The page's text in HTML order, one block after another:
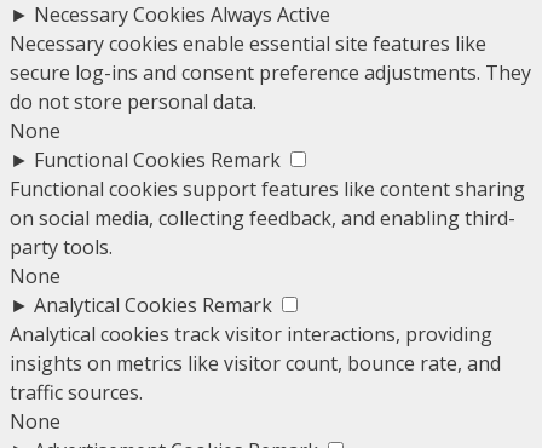
► Necessary Cookies Always Active
Necessary cookies enable essential site features like
secure log-ins and consent preference adjustments. They
do not store personal data.
None
► Functional Cookies Remark
Functional cookies support features like content sharing
on social media, collecting feedback, and enabling third-
party tools.
None
► Analytical Cookies Remark
Analytical cookies track visitor interactions, providing
insights on metrics like visitor count, bounce rate, and
traffic sources.
None